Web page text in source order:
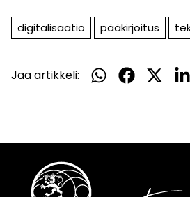
digitalisaatio pääkirjoitus
Jaa artikkeli:
Jaa
Jaa
Jaa
Jaa